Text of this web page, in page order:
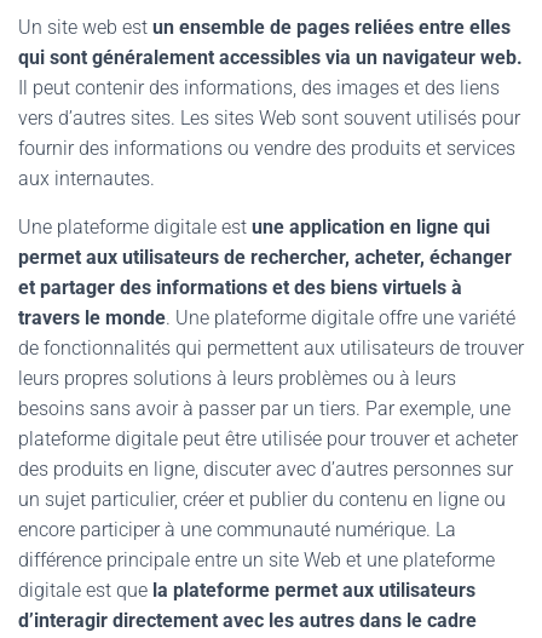
Un site web est un ensemble de pages reliées entre elles
qui sont généralement accessibles via un navigateur web.
Il peut contenir des informations, des images et des liens
vers d’autres sites. Les sites Web sont souvent utilisés pour
fournir des informations ou vendre des produits et services
aux internautes.
Une plateforme digitale est une application en ligne qui
permet aux utilisateurs de rechercher, acheter, échanger
et partager des informations et des biens virtuels à
travers le monde. Une plateforme digitale offre une variété
de fonctionnalités qui permettent aux utilisateurs de trouver
leurs propres solutions à leurs problèmes ou à leurs
besoins sans avoir à passer par un tiers. Par exemple, une
plateforme digitale peut être utilisée pour trouver et acheter
des produits en ligne, discuter avec d’autres personnes sur
un sujet particulier, créer et publier du contenu en ligne ou
encore participer à une communauté numérique. La
différence principale entre un site Web et une plateforme
digitale est que la plateforme permet aux utilisateurs
d’interagir directement avec les autres dans le cadre